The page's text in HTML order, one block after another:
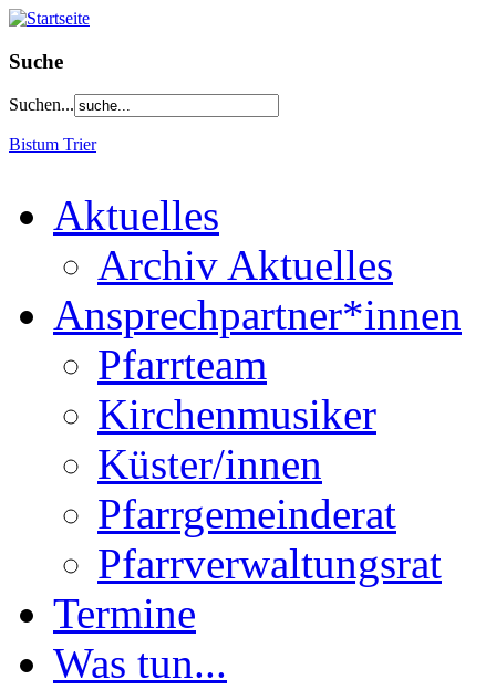
Suche
Suchen...
Bistum Trier
Aktuelles
Archiv Aktuelles
Ansprechpartner*innen
Pfarrteam
Kirchenmusiker
Küster/innen
Pfarrgemeinderat
Pfarrverwaltungsrat
Termine
Was tun...